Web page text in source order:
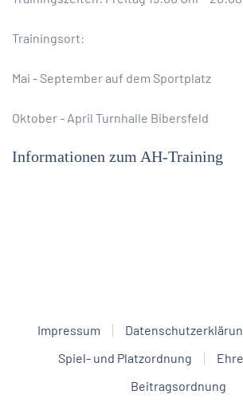
Trainingsort:
Mai - September auf dem Sportplatz
Oktober - April Turnhalle Bibersfeld
Informationen zum AH-Training
Impressum
Spiel- und Platzordnung
Beitragsordnung